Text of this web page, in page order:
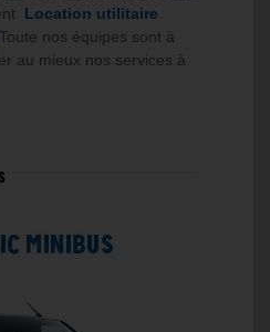
Location utilitaire
Toute nos équipes sont à
au mieux nos services à